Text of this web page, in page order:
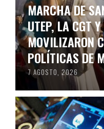
MARCHA DE
UTEP, LA CGT
MOVILIZARON
POLÍTICAS DE
7 AGOSTO, 2026